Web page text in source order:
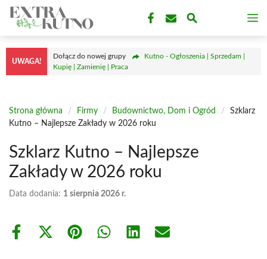
Przejdź
treści
UWAGA!
Dołącz do nowej grupy
Kutno - Ogłoszenia | Sprzedam |
Kupię | Zamienię | Praca
Strona główna / Firmy / Budownictwo, Dom i Ogród /
Szklarz
Kutno – Najlepsze Zakłady w 2026 roku
Szklarz Kutno – Najlepsze
Zakłady w 2026 roku
Data dodania: 1 sierpnia 2026 r.
Share
Share Share Share Share Share